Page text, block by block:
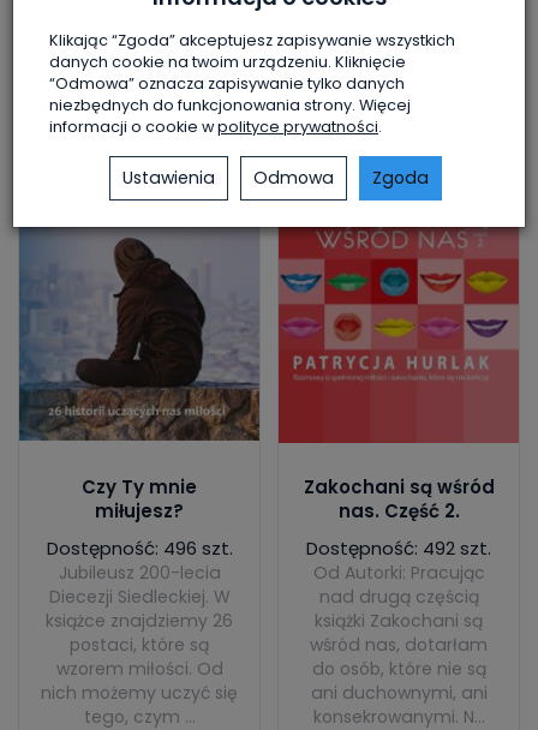
Czy Ty mnie
miłujesz?
Dostępność: 496 szt.
Jubileusz 200-lecia
Diecezji Siedleckiej. W
książce znajdziemy 26
postaci, które są
wzorem miłości. Od
nich możemy uczyć się
tego, czym ...
Zakochani są wśród
nas. Część 2.
Dostępność: 492 szt.
Od Autorki: Pracując
nad drugą częścią
książki Zakochani są
wśród nas, dotarłam
do osób, które nie są
ani duchownymi, ani
konsekrowanymi. N...
Klikając “Zgoda” akceptujesz zapisywanie wszystkich
danych cookie na twoim urządzeniu. Kliknięcie
“Odmowa” oznacza zapisywanie tylko danych
niezbędnych do funkcjonowania strony. Więcej
informacji o cookie wpolityce prywatności.
Ustawienia Odmowa Zgoda